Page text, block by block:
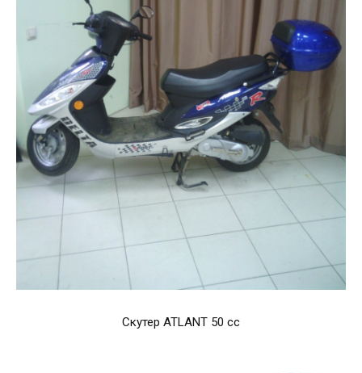
Скутер ATLANT 50 cc